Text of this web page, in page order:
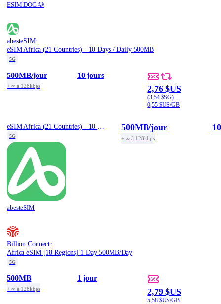
ESIM.DOG 🐶
abesteSIM·
eSIM Africa (21 Countries) - 10 Days / Daily 500MB
5G
500MB/jour
+ ∞ à 128kbps
10 jours
2,76 $US
(3,54 $SG)
0,55 $US/GB
5G
abesteSIM
500MB/jour
+ ∞ à 128kbps
Billion Connect·
Africa eSIM [18 Regions] 1 Day 500MB/Day
5G
500MB
+ ∞ à 128kbps
1 jour
2,79 $US
5,58 $US/GB